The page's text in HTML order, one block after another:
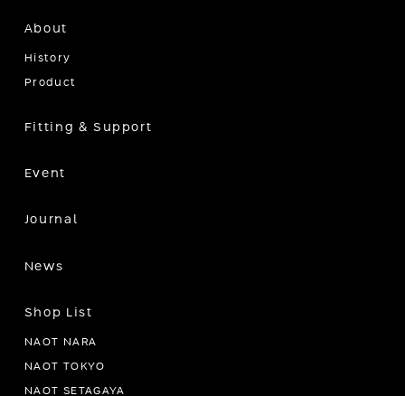
About
History
Product
Fitting & Support
Event
Journal
News
Shop List
NAOT NARA
NAOT TOKYO
NAOT SETAGAYA